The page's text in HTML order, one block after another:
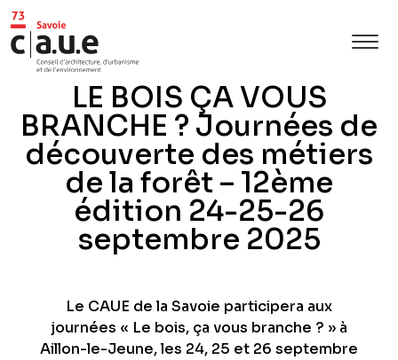
LE BOIS ÇA VOUS
BRANCHE ? Journées de
découverte des métiers
de la forêt – 12ème
édition 24-25-26
septembre 2025
Le CAUE de la Savoie participera aux
journées « Le bois, ça vous branche ? » à
Aillon-le-Jeune, les 24, 25 et 26 septembre